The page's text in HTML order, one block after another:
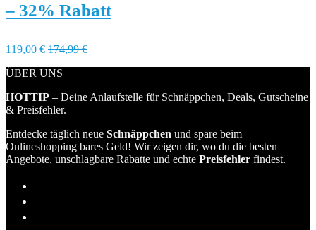
– 32% Rabatt
119,00 € 174,99 €
ÜBER UNS
HOTTIP – Deine Anlaufstelle für Schnäppchen, Deals, Gutscheine
& Preisfehler.
Entdecke täglich neue Schnäppchen und spare beim
Onlineshopping bares Geld! Wir zeigen dir, wo du die besten
Angebote, unschlagbare Rabatte und echte Preisfehler findest.